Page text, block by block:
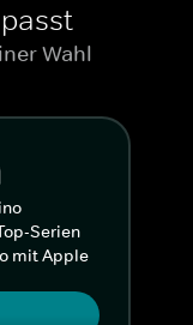
Wahl
Serien
mit Apple